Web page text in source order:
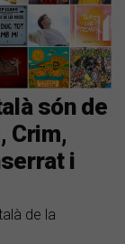
són de
Crim,
i
de la